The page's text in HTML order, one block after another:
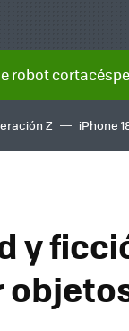
robot
Z iPhone
y